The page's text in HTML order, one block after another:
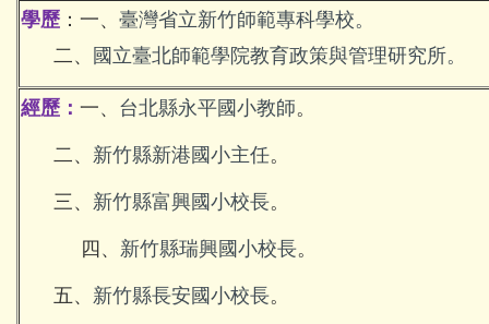
學歷 ： 一、 臺灣省立新竹師範專科學校。
二、 國立臺北師範學院教育政策與管理研究所。
經歷： 一、 台北縣永平國小教師。
二、 新竹縣新港國小主任。
三、 新竹縣富興國小校長。
四、 新竹縣瑞興國小校長。
五、 新竹縣長安國小校長。